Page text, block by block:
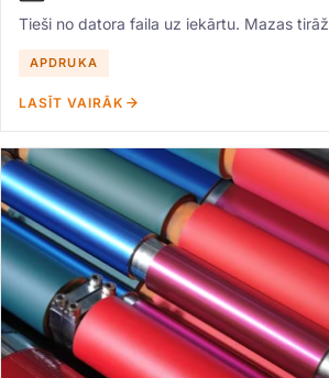
Tieši no datora faila uz iekārtu. Mazas
APDRUKA
LASĪT VAIRĀK